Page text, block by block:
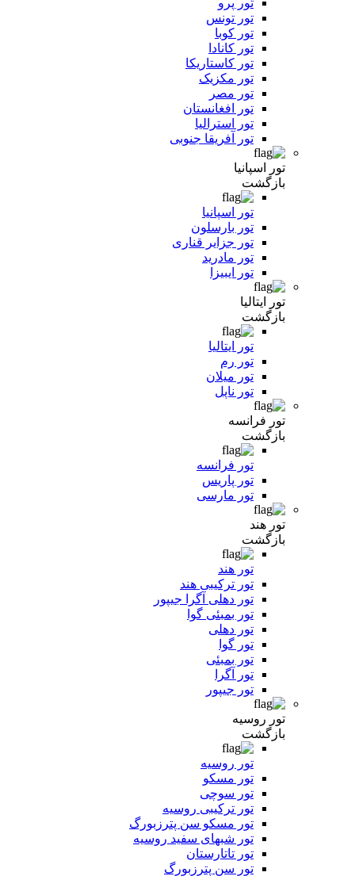
تور پرو
تور تونس
تور کوبا
تور کانادا
تور کاستاریکا
تور مکزیک
تور مصر
تور افغانستان
تور استرالیا
تور آفریقا جنوبی
تور اسپانیا
بازگشت
تور اسپانیا
تور بارسلون
تور جزایر قناری
تور مادرید
تور ایبیزا
تور ایتالیا
بازگشت
تور ایتالیا
تور رم
تور میلان
تور ناپل
تور فرانسه
بازگشت
تور فرانسه
تور پاریس
تور مارسی
تور هند
بازگشت
تور هند
تور ترکیبی هند
تور دهلی آگرا جیپور
تور بمبئی گوا
تور دهلی
تور گوا
تور بمبئی
تور آگرا
تور جیپور
تور روسیه
بازگشت
تور روسیه
تور مسکو
تور سوچی
تور ترکیبی روسیه
تور مسکو سن پترزبورگ
تور شبهای سفید روسیه
تور تاتارستان
تور سن پترزبورگ